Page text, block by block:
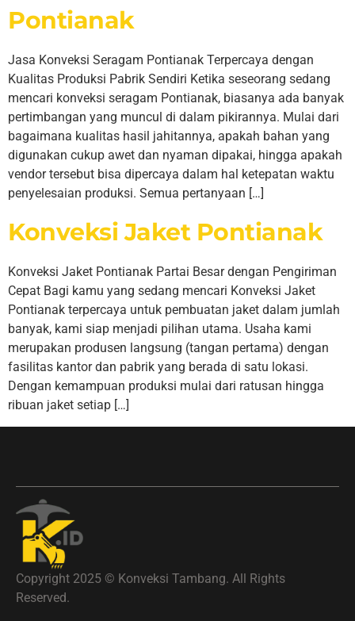
Pontianak
Jasa Konveksi Seragam Pontianak Terpercaya dengan
Kualitas Produksi Pabrik Sendiri Ketika seseorang sedang
mencari konveksi seragam Pontianak, biasanya ada banyak
pertimbangan yang muncul di dalam pikirannya. Mulai dari
bagaimana kualitas hasil jahitannya, apakah bahan yang
digunakan cukup awet dan nyaman dipakai, hingga apakah
vendor tersebut bisa dipercaya dalam hal ketepatan waktu
penyelesaian produksi. Semua pertanyaan […]
Konveksi Jaket Pontianak
Konveksi Jaket Pontianak Partai Besar dengan Pengiriman
Cepat Bagi kamu yang sedang mencari Konveksi Jaket
Pontianak terpercaya untuk pembuatan jaket dalam jumlah
banyak, kami siap menjadi pilihan utama. Usaha kami
merupakan produsen langsung (tangan pertama) dengan
fasilitas kantor dan pabrik yang berada di satu lokasi.
Dengan kemampuan produksi mulai dari ratusan hingga
ribuan jaket setiap […]
Copyright 2025 © Konveksi Tambang. All Rights
Reserved.